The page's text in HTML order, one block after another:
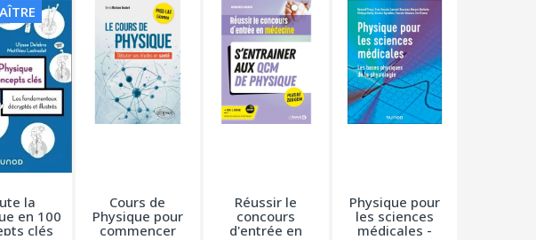
la
en 100
clés
Cours de
Physique pour
commencer
Réussir le
concours
d'entrée en
Physique pour
les sciences
médicales -